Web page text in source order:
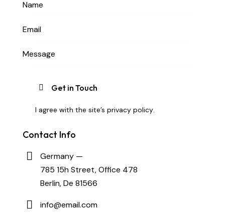
I agree with the site’sprivacy policy.
Contact Info
Germany —
785 15h Street, Office 478
Berlin, De 81566
info@email.com